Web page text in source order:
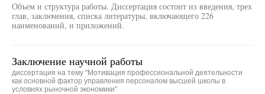
Объем и структура работы. Диссертация состоит из введения, трех
глав, заключения, списка литературы, включающего 226
наименований, и приложений.
Заключение научной работы
диссертация на тему "Мотивация профессиональной деятельности
как основной фактор управления персоналом высшей школы в
условиях рыночной экономики"